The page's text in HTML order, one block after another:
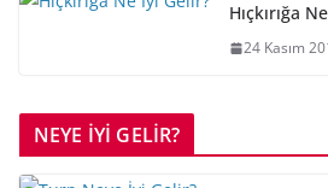
Hıçkırığa
24 Kasım
NEYE İYİ GELİR?